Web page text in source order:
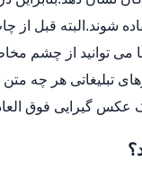
شوند.البته قبل
توانید از چشم
تبلیغاتی هر چه
عکس گیرایی فوق